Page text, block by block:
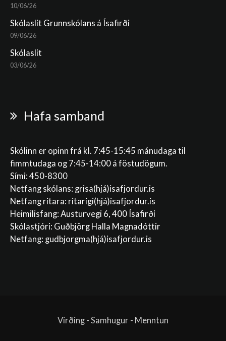
10/06/26
Skólaslit Grunnskólans á Ísafirði
09/06/26
Skólaslit
03/06/26
Hafa samband
Skólinn er opinn frá kl. 7:45-15:45 mánudaga til
fimmtudaga og 7:45-14:00 á föstudögum.
Sími: 450-8300
Netfang skólans: grisa(hjá)isafjordur.is
Netfang ritara: ritarigi(hjá)isafjordur.is
Heimilisfang: Austurvegi 6, 400 Ísafirði
Skólastjóri: Guðbjörg Halla Magnadóttir
Netfang: gudbjorgma(hjá)isafjordur.is
Virðing - Samhugur - Menntun